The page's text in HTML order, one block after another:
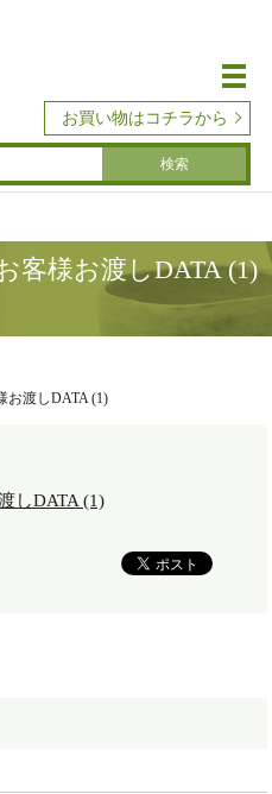
メ
お買い物はコチラから
客様お渡しDATA (1)
お渡しDATA (1)
しDATA (1)